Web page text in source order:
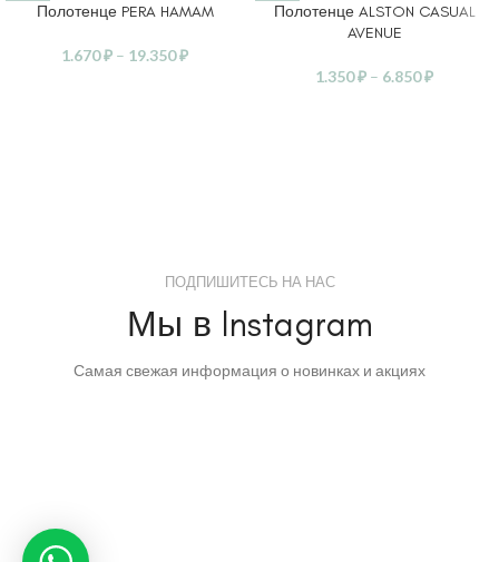
Полотенце PERA HAMAM
1.670₽ – 19.350₽
Полотенце ALSTON CASUAL
AVENUE
1.350₽ – 6.850₽
ПОДПИШИТЕСЬ НА НАС
Мы в Instagram
Самая свежая информация о новинках и акциях